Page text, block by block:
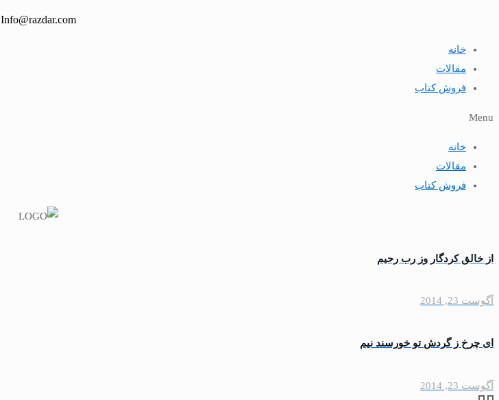
Info@razdar.com
خانه
مقالات
فروش کتاب
Menu
خانه
مقالات
فروش کتاب
از خالق كردگار وز رب رحيم
آگوست 23, 2014
اى چرخ ز گردش تو خورسند نيم
آگوست 23, 2014